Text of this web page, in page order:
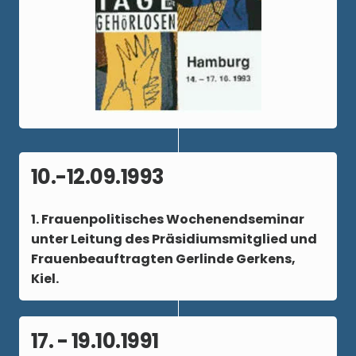
10.-12.09.1993
1. Frauenpolitisches Wochenendseminar
unter Leitung des Präsidiumsmitglied und
Frauenbeauftragten Gerlinde Gerkens,
Kiel.
17. - 19.10.1991